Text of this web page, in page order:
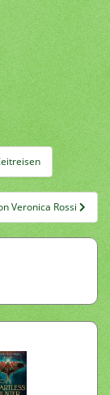
Veronica Rossi